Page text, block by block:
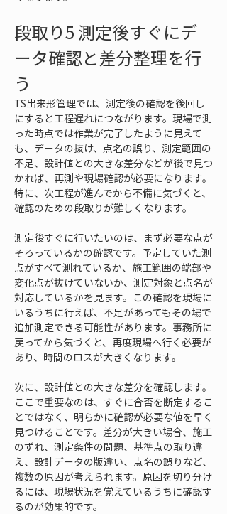
段取り5 測定後すぐにデ
ータ確認と差分整理を行
う
TS出来形管理では、測定後の確認を後回し
にすると工程遅れにつながります。現場で測
った時点では作業が完了したように見えて
も、データの抜け、点名の誤り、測定範囲の
不足、設計値との大きな差分などが後で見つ
かれば、再測や現場確認が必要になります。
特に、次工程が進んでから不備に気づくと、
確認のための段取りが難しくなります。
測定後すぐに行いたいのは、まず必要な点が
そろっているかの確認です。予定していた測
点がすべて測れているか、施工範囲の端部や
変化点が抜けていないか、測定対象と点名が
対応しているかを見ます。この確認を現場に
いるうちに行えば、不足があってもその場で
追加測定できる可能性があります。事務所に
戻ってから気づくと、再度現場へ行く必要が
あり、時間のロスが大きくなります。
次に、設計値との大きな差分を確認します。
ここで重要なのは、すぐに合否を断定するこ
とではなく、明らかに確認が必要な値を早く
見つけることです。差分が大きい場合、施工
のずれ、測定条件の問題、基準点の取り違
え、設計データの版違い、点名の誤りなど、
複数の原因が考えられます。原因を切り分け
るには、現場状況を覚えているうちに確認す
るのが効果的です。